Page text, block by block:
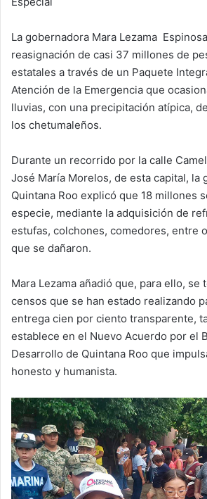
La gobernadora Mara Lezama
reasignación de casi 37 millones de
estatales a través de un Paquete
Atención de la Emergencia que
lluvias, con una precipitación atípica,
los chetumaleños.
Durante un recorrido por la calle
José María Morelos, de esta capital, la
Quintana Roo explicó que 18 millones
especie, mediante la adquisición de
estufas, colchones, comedores, entre
que se dañaron.
Mara Lezama añadió que, para ello, se
censos que se han estado realizando
entrega cien por ciento transparente,
establece en el Nuevo Acuerdo por el
Desarrollo de Quintana Roo que
honesto y humanista.